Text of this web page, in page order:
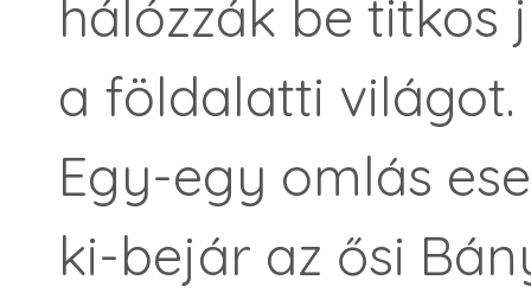
hálózzák be titkos
a földalatti világot.
Egy-egy omlás
ki-bejár az ősi